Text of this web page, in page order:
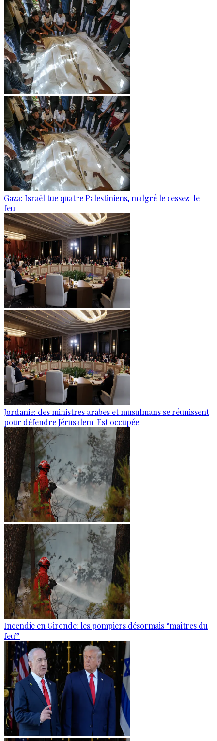
Gaza: Israël tue quatre Palestiniens, malgré le cessez-le-
feu
Jordanie: des ministres arabes et musulmans se réunissent
pour défendre Jérusalem-Est occupée
Incendie en Gironde: les pompiers désormais “maîtres du
feu”